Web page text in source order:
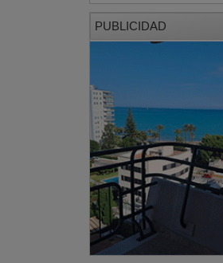
PUBLICIDAD